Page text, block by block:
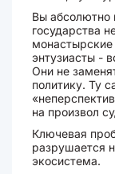
Вы абсолютно
государства
энтузиасты -
Они не
политику. Ту
на произвол
Ключевая
разрушается
экосистема.